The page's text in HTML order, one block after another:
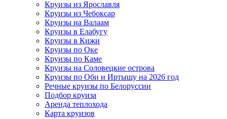
Круизы из Ярославля
Круизы из Чебоксар
Круизы на Валаам
Круизы в Елабугу
Круизы в Кижи
Круизы по Оке
Круизы по Каме
Круизы на Соловецкие острова
Круизы по Оби и Иртышу на 2026 год
Речные круизы по Белоруссии
Подбор круиза
Аренда теплохода
Карта круизов